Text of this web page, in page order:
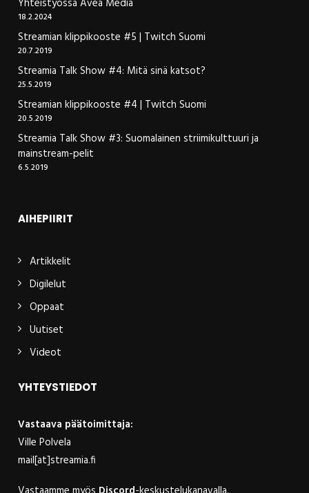
Yhteistyössä Avea Media
18.2.2024
Streamian klippikooste #5 | Twitch Suomi
20.7.2019
Streamia Talk Show #4: Mitä sinä katsot?
25.5.2019
Streamian klippikooste #4 | Twitch Suomi
20.5.2019
Streamia Talk Show #3: Suomalainen striimikulttuuri ja
mainstream-pelit
6.5.2019
AIHEPIIRIT
Artikkelit
Digilelut
Oppaat
Uutiset
Videot
YHTEYSTIEDOT
Vastaava päätoimittaja:
Ville Polvela
mail[at]streamia.fi